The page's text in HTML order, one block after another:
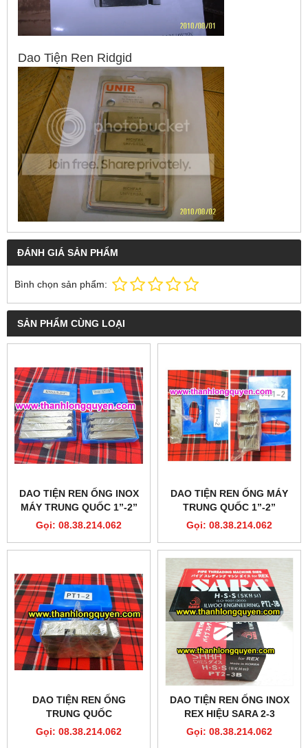
Dao Tiện Ren Ridgid
ĐÁNH GIÁ SẢN PHẨM
Bình chọn sản phẩm:
SẢN PHẨM CÙNG LOẠI
DAO TIỆN REN ỐNG INOX
MÁY TRUNG QUỐC 1”-2”
HSS
Gọi: 08.38.214.062
DAO TIỆN REN ỐNG MÁY
TRUNG QUỐC 1”-2”
Gọi: 08.38.214.062
DAO TIỆN REN ỐNG
TRUNG QUỐC
Gọi: 08.38.214.062
DAO TIỆN REN ỐNG INOX
REX HIỆU SARA 2-3
Gọi: 08.38.214.062